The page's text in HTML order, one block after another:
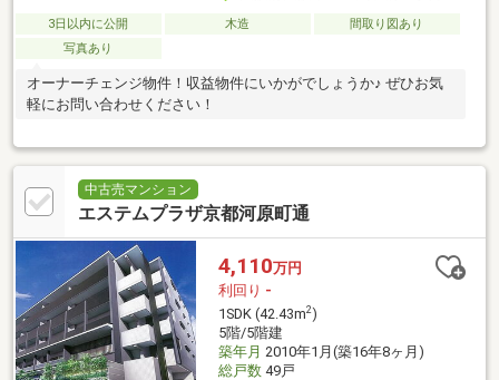
3日以内に公開 木造
間取り図あり
写真あり
オーナーチェンジ物件！収益物件にいかがでしょうか♪ ぜひお気
軽にお問い合わせください！
中古売マンション
エステムプラザ京都河原町通
4,110万円
利回り -
1SDK (42.43m2)
5階/5階建
築年月 2010年1月(築16年8ヶ月)
総戸数49戸